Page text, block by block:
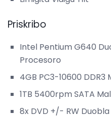
Priskribo
Intel Pentium G640
Procesoro
4GB PC3-10600 DDR3
1TB 5400rpm SATA
8x DVD +/- RW